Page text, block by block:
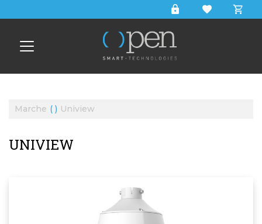
CERCA
Marche Uniview
UNIVIEW